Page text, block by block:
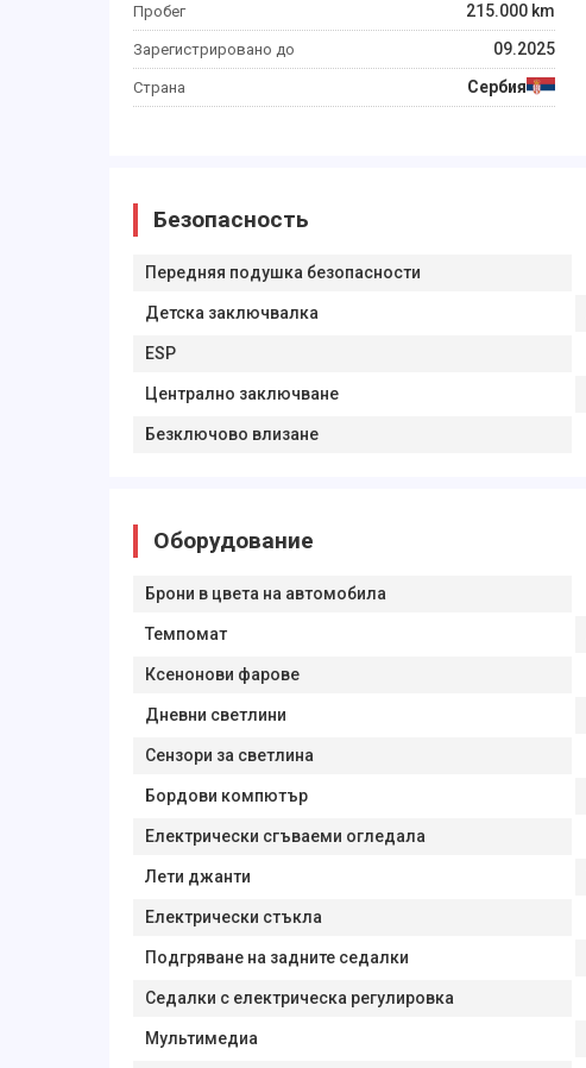
Пробег 215.000 km
Зарегистрировано до 09.2025
Страна Сербия
Безопасность
Передняя подушка безопасности
Детска заключвалка
ESP
Централно заключване
Безключово влизане
Оборудование
Брони в цвета на автомобила
Темпомат
Ксенонови фарове
Дневни светлини
Сензори за светлина
Бордови компютър
Електрически сгъваеми огледала
Лети джанти
Електрически стъкла
Подгряване на задните седалки
Седалки с електрическа регулировка
Мультимедиа